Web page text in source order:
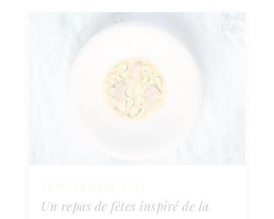
Un repas de fêtes inspiré de la